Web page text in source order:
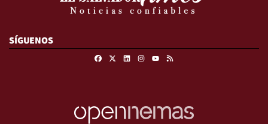
SÍGUENOS
FacebookLinkedinInstagram